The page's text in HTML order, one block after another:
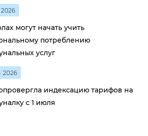
2026
могут начать учить
потреблению
услуг
2026
индексацию тарифов на
с 1 июля